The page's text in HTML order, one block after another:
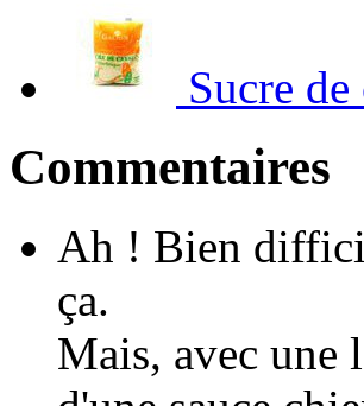
Sucre de
Commentaires
Ah ! Bien
ça.
Mais, avec une